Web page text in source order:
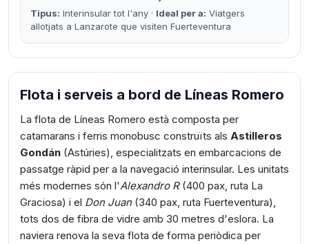
Tipus: Interinsular tot l'any · Ideal per a: Viatgers
allotjats a Lanzarote que visiten Fuerteventura
Flota i serveis a bord de Líneas Romero
La flota de Líneas Romero està composta per
catamarans i ferris monobusc construïts als Astilleros
Gondán (Astúries), especialitzats en embarcacions de
passatge ràpid per a la navegació interinsular. Les unitats
més modernes són l'Alexandro R(400 pax, ruta La
Graciosa) i el Don Juan(340 pax, ruta Fuerteventura),
tots dos de fibra de vidre amb 30 metres d'eslora. La
naviera renova la seva flota de forma periòdica per